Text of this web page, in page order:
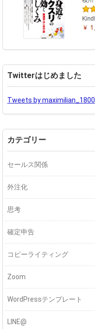
Twitterはじめました
Tweets by maximilian_1800
カテゴリー
セールス関係
外注化
思考
確定申告
コピーライティング
Zoom
WordPressテンプレート
LINE@